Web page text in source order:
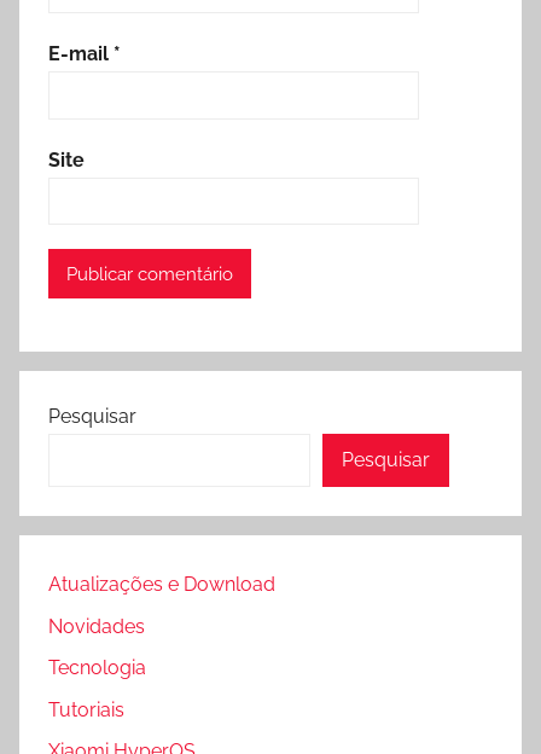
E-mail *
Site
Pesquisar
Pesquisar
Atualizações e Download
Novidades
Tecnologia
Tutoriais